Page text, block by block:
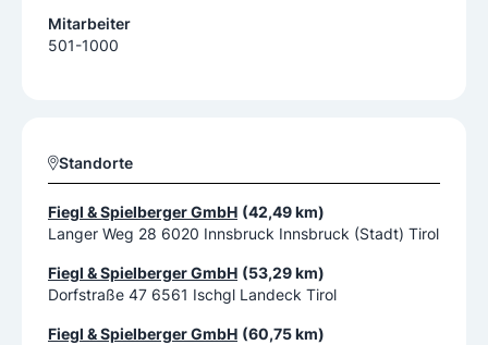
Mitarbeiter
501-1000
Standorte
Fiegl & Spielberger GmbH (42,49 km)
Langer Weg 28 6020 Innsbruck Innsbruck (Stadt) Tirol
Fiegl & Spielberger GmbH (53,29 km)
Dorfstraße 47 6561 Ischgl Landeck Tirol
Fiegl & Spielberger GmbH (60,75 km)